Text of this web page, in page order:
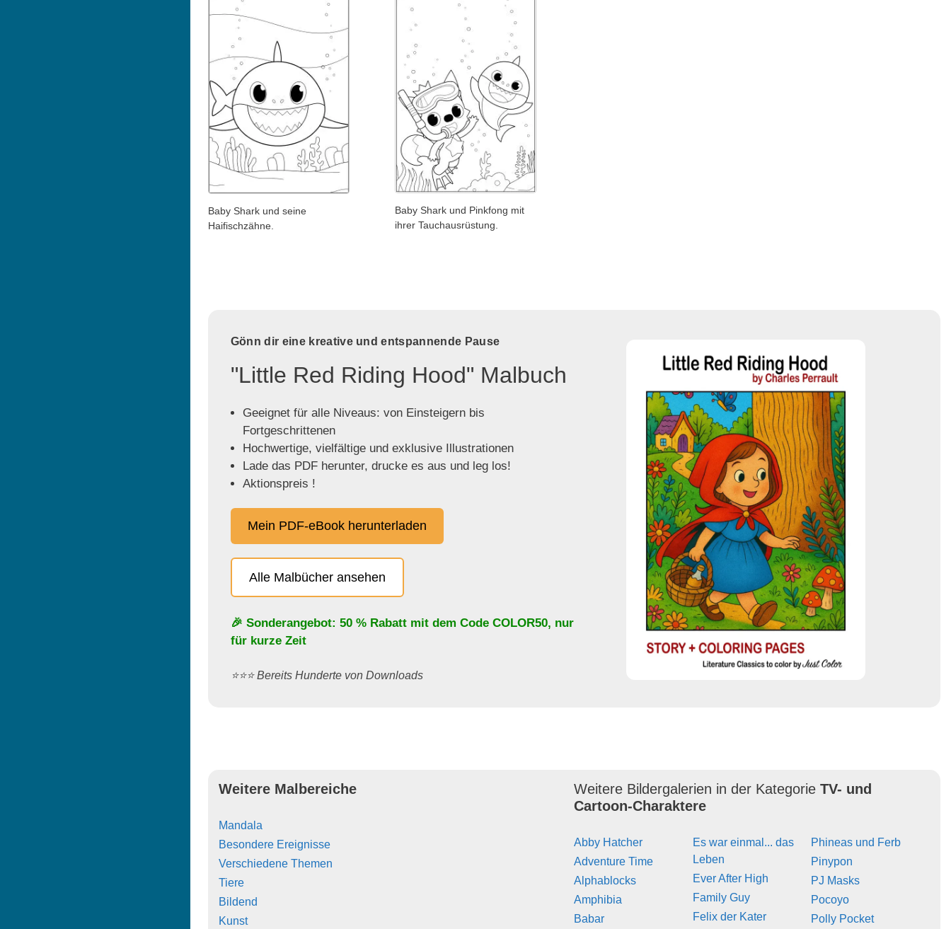
Baby Shark und seine
Haifischzähne.
Baby Shark und Pinkfong mit
ihrer Tauchausrüstung.
Gönn dir eine kreative und entspannende Pause
"Little Red Riding Hood" Malbuch
Geeignet für alle Niveaus: von Einsteigern bis
Fortgeschrittenen
Hochwertige, vielfältige und exklusive Illustrationen
Lade das PDF herunter, drucke es aus und leg los!
Aktionspreis !
Mein PDF-eBook herunterladen
Alle Malbücher ansehen
🎉 Sonderangebot: 50 % Rabatt mit dem Code COLOR50, nur
für kurze Zeit
⭐️⭐️⭐️ Bereits Hunderte von Downloads
Weitere Malbereiche
Mandala
Besondere Ereignisse
Verschiedene Themen
Tiere
Bildend
Kunst
Weitere Bildergalerien in der KategorieTV- und
Cartoon-Charaktere
Abby Hatcher
Adventure Time
Alphablocks
Amphibia
Babar
Es war einmal... das
Leben
Ever After High
Family Guy
Felix der Kater
Phineas und Ferb
Pinypon
PJ Masks
Pocoyo
Polly Pocket